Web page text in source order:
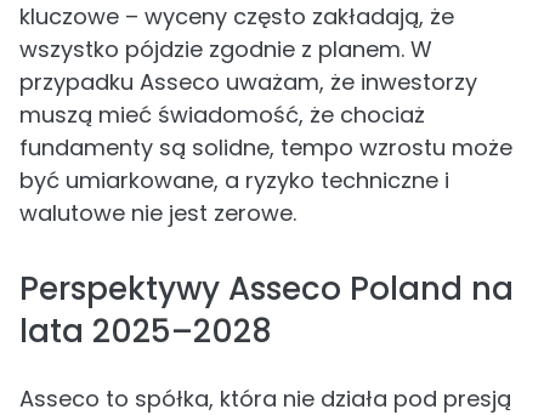
kluczowe – wyceny często zakładają, że
wszystko pójdzie zgodnie z planem. W
przypadku Asseco uważam, że inwestorzy
muszą mieć świadomość, że chociaż
fundamenty są solidne, tempo wzrostu może
być umiarkowane, a ryzyko techniczne i
walutowe nie jest zerowe.
Perspektywy Asseco Poland na
lata 2025–2028
Asseco to spółka, która nie działa pod presją